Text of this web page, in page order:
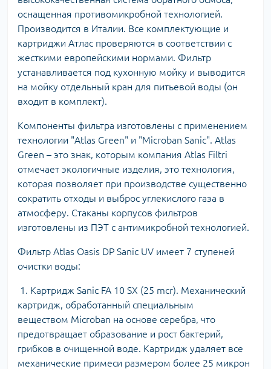
оснащенная противомикробной технологией.
Производится в Италии. Все комплектующие и
картриджи Атлас проверяются в соответствии с
жесткими европейскими нормами. Фильтр
устанавливается под кухонную мойку и выводится
на мойку отдельный кран для питьевой воды (он
входит в комплект).
Компоненты фильтра изготовлены с применением
технологии "Atlas Green" и "Microban Sanic". Atlas
Green – это знак, которым компания Atlas Filtri
отмечает экологичные изделия, это технология,
которая позволяет при производстве существенно
сократить отходы и выброс углекислого газа в
атмосферу. Стаканы корпусов фильтров
изготовлены из ПЭТ с антимикробной технологией.
Фильтр Atlas Oasis DP Sanic UV имеет 7 ступеней
очистки воды:
1. Картридж Sanic FA 10 SX (25 mcr). Механический
картридж, обработанный специальным
веществом Microban на основе серебра, что
предотвращает образование и рост бактерий,
грибков в очищенной воде. Картридж удаляет все
механические примеси размером более 25 микрон